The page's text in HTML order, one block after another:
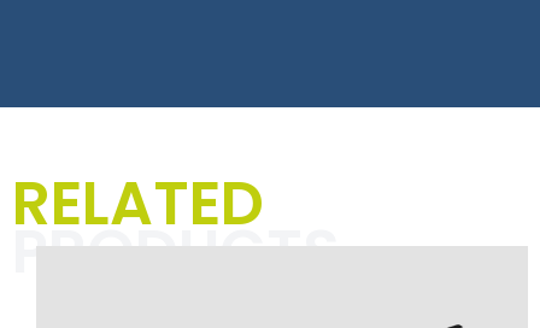
Jacken für Männer
In der Kategorie „Textilien für
RELATED
PRODUCTS